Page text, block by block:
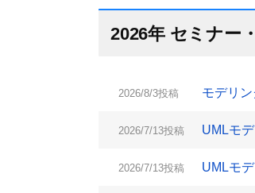
2026年 セミナー
2026/8/3投稿 モデリ
2026/7/13投稿 UMLモ
2026/7/13投稿 UMLモ